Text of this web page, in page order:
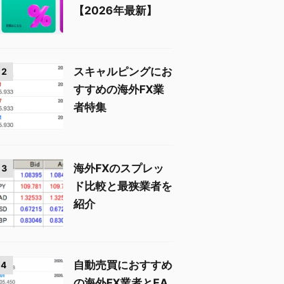
【2026年最新】
2
スキャルピングにお
すすめの海外FX業
者特集
3
海外FXのスプレッ
ド比較と最狭業者を
紹介
4
自動売買におすすめ